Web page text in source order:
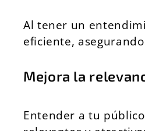
Al tener un
eficiente,
Mejora la
Entender a tu